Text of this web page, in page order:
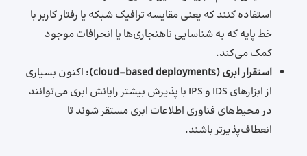
استفاده کنند که یعنی مقایسه ترافیک شبکه یا رفتار کاربر با
خط پایه که به شناسایی ناهنجاری‌ها یا انحرافات موجود
کمک می‌کند.
استقرار ابری (cloud-based deployments
): اکنون بسیاری
از ابزارهای IDS و IPS با پذیرش بیشتر رایانش ابری می‌توانند
در محیط‌های فناوری اطلاعات ابری مستقر شوند تا
انعطاف‌پذیرتر باشند.